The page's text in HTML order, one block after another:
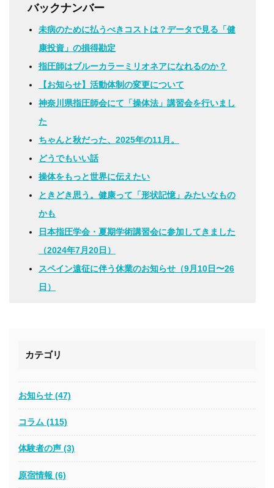
バックナンバー
未病のために払うべきコストは？データで見る「健
康投資」の損得勘定
指圧師はブルーカラーミリオネアになれるのか？
【お知らせ】活動体制の変更について
神奈川県指圧師会にて「操体法」講習会を行いまし
た
ちゃんと秋だった、2025年の11月。
どうでもいい話
操体をもっと世界に伝えたい
ときどき思う。健康って「形状記憶」みたいなもの
かも
日本指圧学会・夏期学術講習会に参加してきました
（2024年7月20日）
スペイン遠征に伴う休業のお知らせ（9月10日〜26
日）
カテゴリ
お知らせ (47)
コラム (115)
体験者の声 (3)
原宿情報 (6)